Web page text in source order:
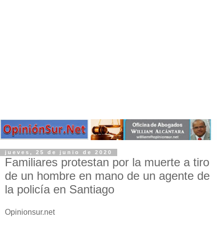
jueves, 25 de junio de 2020
Familiares protestan por la muerte a tiro
de un hombre en mano de un agente de
la policía en Santiago
Opinionsur.net